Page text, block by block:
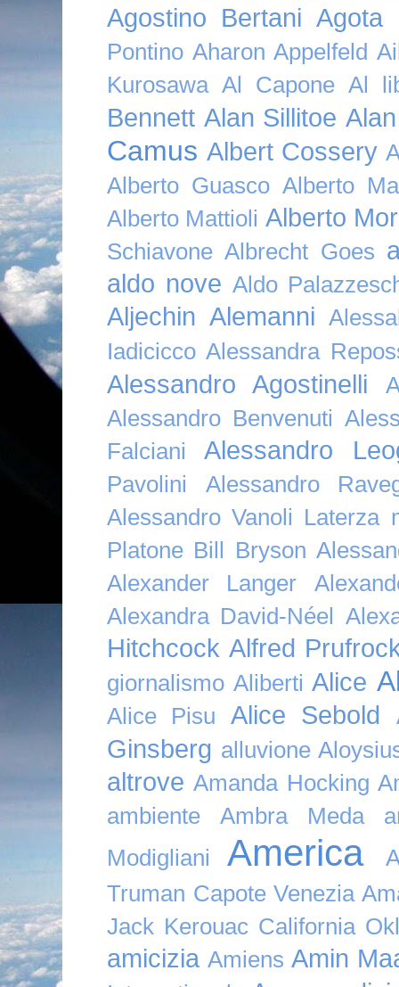
Agostino Bertani Agota
Pontino Aharon Appelfeld
Kurosawa Al Capone Al
Bennett Alan Sillitoe
Camus Albert Cossery
Alberto Guasco Alberto
Alberto Mattioli Alberto
Schiavone Albrecht Goes
aldo nove Aldo
Aljechin Alemanni
Iadicicco Alessandra
Alessandro Agostinelli
Alessandro Benvenuti
Falciani
Alessandro
Pavolini
Alessandro
Alessandro Vanoli Laterza
Platone Bill Bryson
Alexander Langer
Alexandra David-Néel
Hitchcock Alfred
giornalismo Aliberti Alice
Alice Pisu Alice Sebold
Ginsberg alluvione
altrove Amanda Hocking
ambiente
Ambra Meda
Modigliani
America
Truman Capote Venezia
Jack Kerouac California
amicizia Amiens Amin